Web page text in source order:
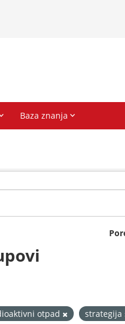
otpad strategija